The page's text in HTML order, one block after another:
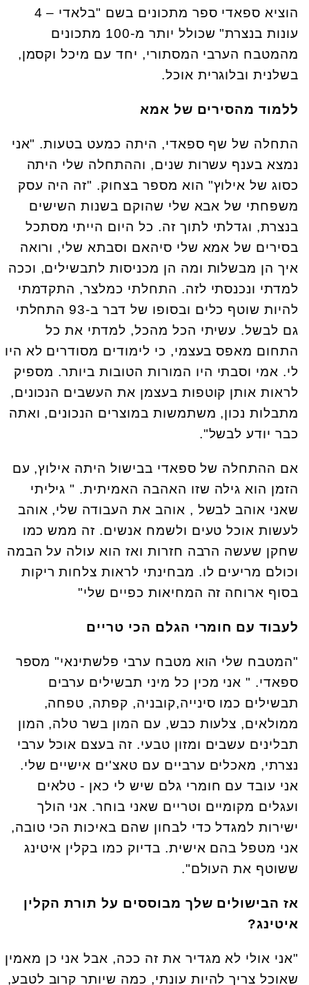
הוציא ספאדי ספר מתכונים בשם "בלאדי – 4
עונות בנצרת" שכולל יותר מ-100 מתכונים
מהמטבח הערבי המסתורי, יחד עם מיכל וקסמן,
בשלנית ובלוגרית אוכל.
ללמוד מהסירים של אמא
התחלה של שף ספאדי, היתה כמעט בטעות. "אני
נמצא בענף עשרות שנים, וההתחלה שלי היתה
כסוג של אילוץ" הוא מספר בצחוק. "זה היה עסק
משפחתי של אבא שלי שהוקם בשנות השישים
בנצרת, וגדלתי לתוך זה. כל היום הייתי מסתכל
בסירים של אמא שלי סיהאם וסבתא שלי, ורואה
איך הן מבשלות ומה הן מכניסות לתבשילים, וככה
למדתי ונכנסתי לזה. התחלתי כמלצר, התקדמתי
להיות שוטף כלים ובסופו של דבר ב-93 התחלתי
גם לבשל. עשיתי הכל מהכל, למדתי את כל
התחום מאפס בעצמי, כי לימודים מסודרים לא היו
לי. אמי וסבתי היו המורות הטובות ביותר. מספיק
לראות אותן קוטפות בעצמן את העשבים הנכונים,
מתבלות נכון, משתמשות במוצרים הנכונים, ואתה
כבר יודע לבשל".
אם ההתחלה של ספאדי בבישול היתה אילוץ, עם
הזמן הוא גילה שזו האהבה האמיתית. " גיליתי
שאני אוהב לבשל , אוהב את העבודה שלי, אוהב
לעשות אוכל טעים ולשמח אנשים. זה ממש כמו
שחקן שעשה הרבה חזרות ואז הוא עולה על הבמה
וכולם מריעים לו. מבחינתי לראות צלחות ריקות
בסוף ארוחה זה המחיאות כפיים שלי"
לעבוד עם חומרי הגלם הכי טריים
"המטבח שלי הוא מטבח ערבי פלשתינאי" מספר
ספאדי. " אני מכין כל מיני תבשילים ערבים
תבשילים כמו סינייה,קובניה, קפתה, טפחה,
ממולאים, צלעות כבש, עם המון בשר טלה, המון
תבלינים עשבים ומזון טבעי. זה בעצם אוכל ערבי
נצרתי, מאכלים ערביים עם טאצ'ים אישיים שלי.
אני עובד עם חומרי גלם שיש לי כאן - טלאים
ועגלים מקומיים וטריים שאני בוחר. אני הולך
ישירות למגדל כדי לבחון שהם באיכות הכי טובה,
אני מטפל בהם אישית. בדיוק כמו בקלין איטינג
ששוטף את העולם".
אז הבישולים שלך מבוססים על תורת הקלין
איטינג?
"אני אולי לא מגדיר את זה ככה, אבל אני כן מאמין
שאוכל צריך להיות עונתי, כמה שיותר קרוב לטבע,